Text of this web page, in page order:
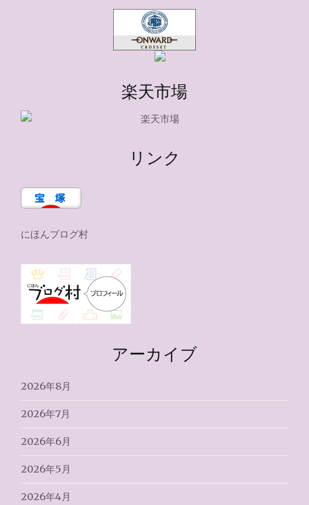
楽天市場
リンク
にほんブログ村
アーカイブ
2026年8月
2026年7月
2026年6月
2026年5月
2026年4月